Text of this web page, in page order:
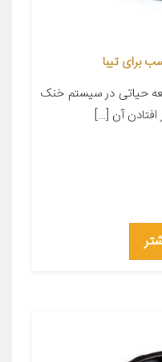
حیاتی در سیستم خنک
آن […]